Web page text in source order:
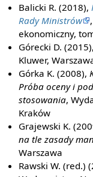
Balicki R. (2018),
Rady Ministrów
ekonomiczny,
Górecki D. (2015),
Kluwer,
Górka K. (2008),
Próba oceny i
stosowania,
Kraków
Grajewski K.
na tle zasady
Warszawa
Rawski W. (red.)